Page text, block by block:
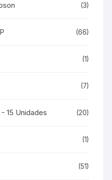
(3)
(66)
(1)
(7)
15 Unidades (20)
(1)
(51)